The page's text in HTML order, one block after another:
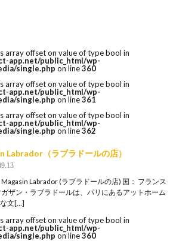
array offset on value of type bool in
app.net/public_html/wp-
single.php on line360
array offset on value of type bool in
app.net/public_html/wp-
single.php on line361
array offset on value of type bool in
app.net/public_html/wp-
single.php on line362
Labrador（ラブラドールの店）
Labrador (ラブラドールの店) 国： フランス
ザン・ラブラドールは、パリにあるアットホーム
文[…]
array offset on value of type bool in
app.net/public_html/wp-
single.php on line360